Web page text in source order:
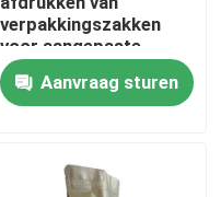
verpakkingszakken
voor aangepaste
kleuren
Aanvraag sturen